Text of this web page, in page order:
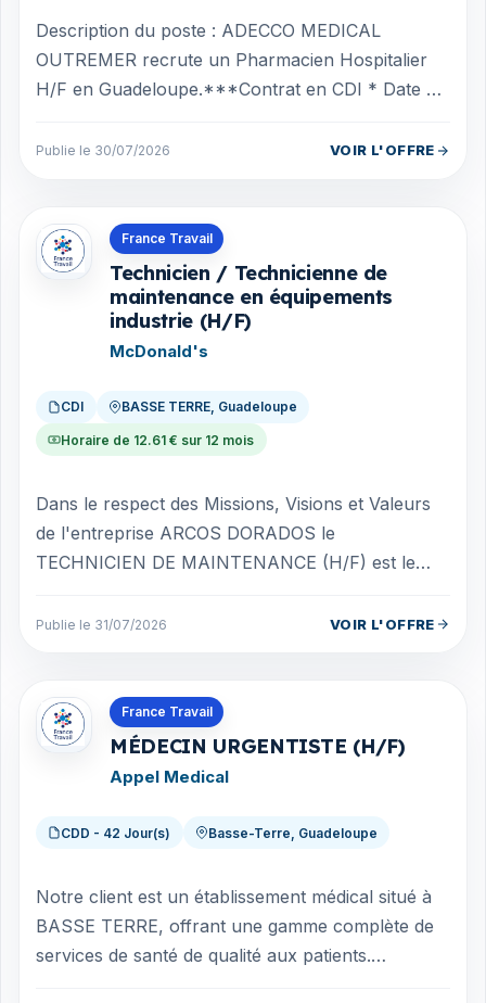
Description du poste : ADECCO MEDICAL
OUTREMER recrute un Pharmacien Hospitalier
H/F en Guadeloupe.***Contrat en CDI * Date de
Se...
Publie le 30/07/2026 VOIR L'OFFRE
France Travail
Technicien / Technicienne de
maintenance en équipements
industrie (H/F)
McDonald's
CDI BASSE TERRE, Guadeloupe
Horaire de 12.61 € sur 12 mois
Dans le respect des Missions, Visions et Valeurs
de l'entreprise ARCOS DORADOS le
TECHNICIEN DE MAINTENANCE (H/F) est le
des restaur...
Publie le 31/07/2026 VOIR L'OFFRE
Offres en Guadeloupe
France Travail
MÉDECIN URGENTISTE (H/F)
Appel Medical
CDD - 42 Jour(s) Basse-Terre, Guadeloupe
Notre client est un établissement médical situé à
BASSE TERRE, offrant une gamme complète de
services de santé de qualité aux patients.
Offres en Guadeloupe